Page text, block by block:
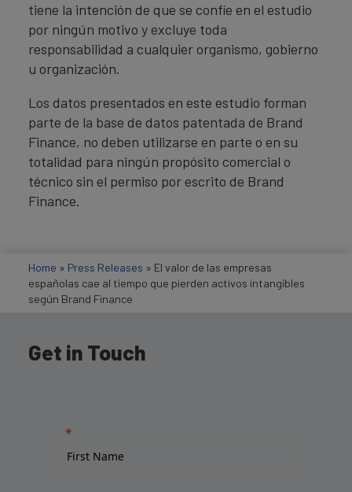
tiene la intención de que se confíe en el estudio
por ningún motivo y excluye toda
responsabilidad a cualquier organismo, gobierno
u organización.
Los datos presentados en este estudio forman
parte de la base de datos patentada de Brand
Finance, no deben utilizarse en parte o en su
totalidad para ningún propósito comercial o
técnico sin el permiso por escrito de Brand
Finance.
Home » Press Releases » El valor de las empresas
españolas cae al tiempo que pierden activos intangibles
según Brand Finance
Get in Touch